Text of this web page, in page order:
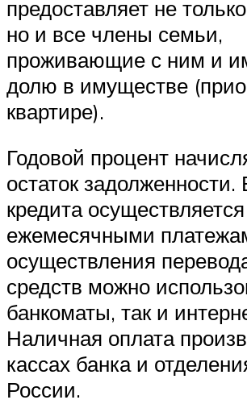
предоставляет не
но и все члены семьи,
проживающие с ним и
долю в имуществе
квартире).
Годовой процент
остаток
кредита осуществляется
ежемесячными
осуществления
средств можно
банкоматы, так и
Наличная оплата
кассах банка и
России.